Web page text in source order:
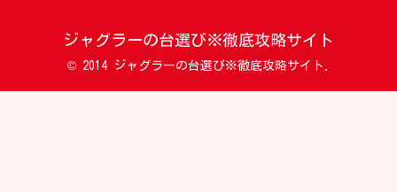
ジャグラーの台選び※徹底攻略サイト
© 2014 ジャグラーの台選び※徹底攻略サイト.